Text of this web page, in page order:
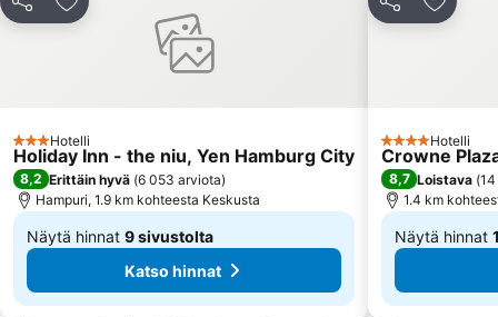
Jaa Lisää suosikkeihin
3 Tähtiluokitus
Hotelli
Holiday Inn - the niu, Yen Hamburg City
8,2 Erittäin hyvä (6 053 arviota)
Hampuri, 1.9 km kohteesta Keskusta
Näytä hinnat 9 sivustolta
Alkaen
51 € Katso hinnat
Jaa Lisää
4 Tähtiluokitus
Hotelli
Crowne
8,7 Loistava (
1.4 km
Näytä hinnat
Alkaen
90 €